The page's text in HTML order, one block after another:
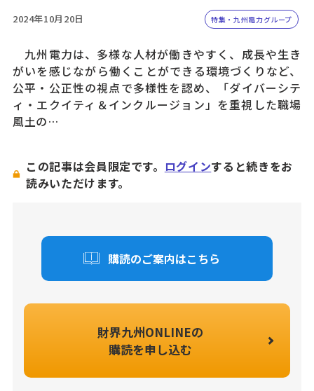
2024年10月20日 特集・九州電力グループ
九州電力は、多様な人材が働きやすく、成長や生き
がいを感じながら働くことができる環境づくりなど、
公平・公正性の視点で多様性を認め、「ダイバーシテ
ィ・エクイティ＆インクルージョン」を重視した職場
風土の…
この記事は会員限定です。 ログインすると続きをお
読みいただけます。
購読のご案内はこちら
財界九州ONLINEの
購読を申し込む